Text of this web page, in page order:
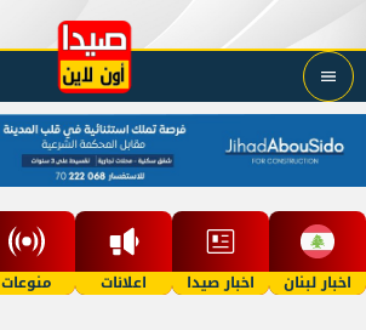
اخبار لبنان اخبار صيدا اعلانات منوعات